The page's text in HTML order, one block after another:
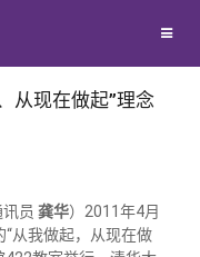
从现在做起”理念
讯员 龚华）2011年4月
从我做起，从现在做